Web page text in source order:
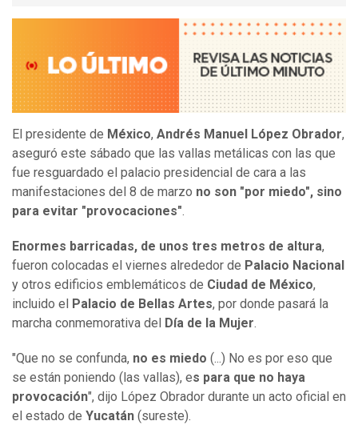
El presidente de México, Andrés Manuel López Obrador,
aseguró este sábado que las vallas metálicas con las que
fue resguardado el palacio presidencial de cara a las
manifestaciones del 8 de marzo no son "por miedo", sino
para evitar "provocaciones".
Enormes barricadas, de unos tres metros de altura,
fueron colocadas el viernes alrededor de Palacio Nacional
y otros edificios emblemáticos de Ciudad de México,
incluido el
Palacio de Bellas Artes, por donde pasará la
marcha conmemorativa del
Día de la Mujer.
"Que no se confunda, no es miedo (...) No es por eso que
se están poniendo (las vallas), es para que no haya
provocación", dijo López Obrador durante un acto oficial en
el estado de Yucatán (sureste).